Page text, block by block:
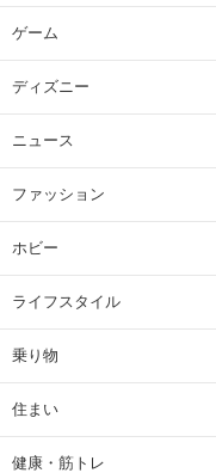
ゲーム
ディズニー
ニュース
ファッション
ホビー
ライフスタイル
乗り物
住まい
健康・筋トレ